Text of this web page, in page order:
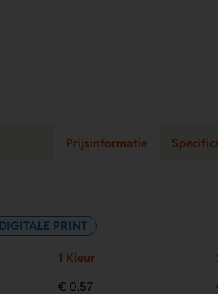
Prijsinformatie
DIGITALE PRINT
1 Kleur
€ 0,57